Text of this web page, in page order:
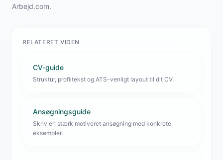
Arbejd.com.
RELATERET VIDEN
CV-guide
Struktur, profiltekst og ATS-venligt layout til dit CV.
Ansøgningsguide
Skriv en stærk motiveret ansøgning med konkrete
eksempler.